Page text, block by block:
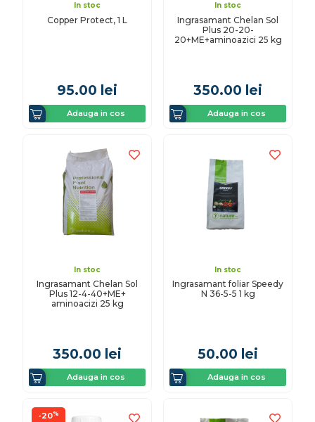
In stoc
Copper Protect, 1 L
95.00 lei
Adauga in cos
In stoc
Ingrasamant Chelan Sol
Plus 20-20-
20+ME+aminoazici 25 kg
350.00 lei
Adauga in cos
In stoc
Ingrasamant Chelan Sol
Plus 12-4-40+ME+
aminoacizi 25 kg
350.00 lei
Adauga in cos
In stoc
Ingrasamant foliar Speedy
N 36-5-5 1 kg
50.00 lei
Adauga in cos
-20%